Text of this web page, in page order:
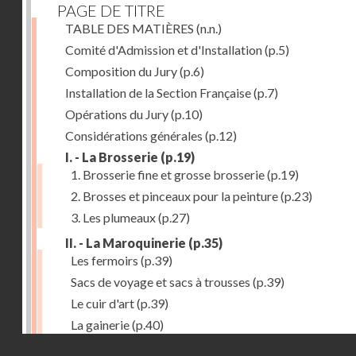
PAGE DE TITRE
TABLE DES MATIÈRES (n.n.)
Comité d'Admission et d'Installation(p.5)
Composition du Jury(p.6)
Installation de la Section Française(p.7)
Opérations du Jury(p.10)
Considérations générales (p.12)
I. - La Brosserie (p.19)
1. Brosserie fine et grosse brosserie(p.19)
2. Brosses et pinceaux pour la peinture(p.23)
3. Les plumeaux(p.27)
II. - La Maroquinerie (p.35)
Les fermoirs (p.39)
Sacs de voyage et sacs à trousses (p.39)
Le cuir d'art(p.39)
La gainerie(p.40)